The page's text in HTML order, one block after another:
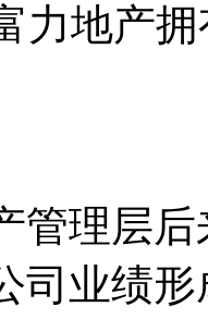
力地产
管理层
司业绩